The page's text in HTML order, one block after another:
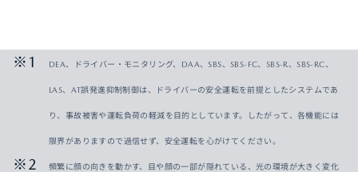
DEA、ドライバー・モニタリング、DAA、SBS、SBS-FC、SBS-R、SBS-RC、
LAS、AT誤発進抑制制御は、ドライバーの安全運転を前提としたシステムであ
り、事故被害や運転負荷の軽減を目的としています。したがって、各機能には
限界がありますので過信せず、安全運転を心がけてください。
頻繁に顔の向きを動かす、目や顔の一部が隠れている、光の環境が大きく変化